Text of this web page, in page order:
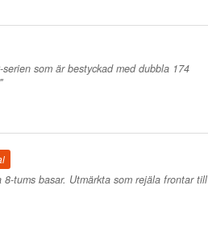
som är bestyckad med dubbla 174
tums basar. Utmärkta som rejäla frontar till